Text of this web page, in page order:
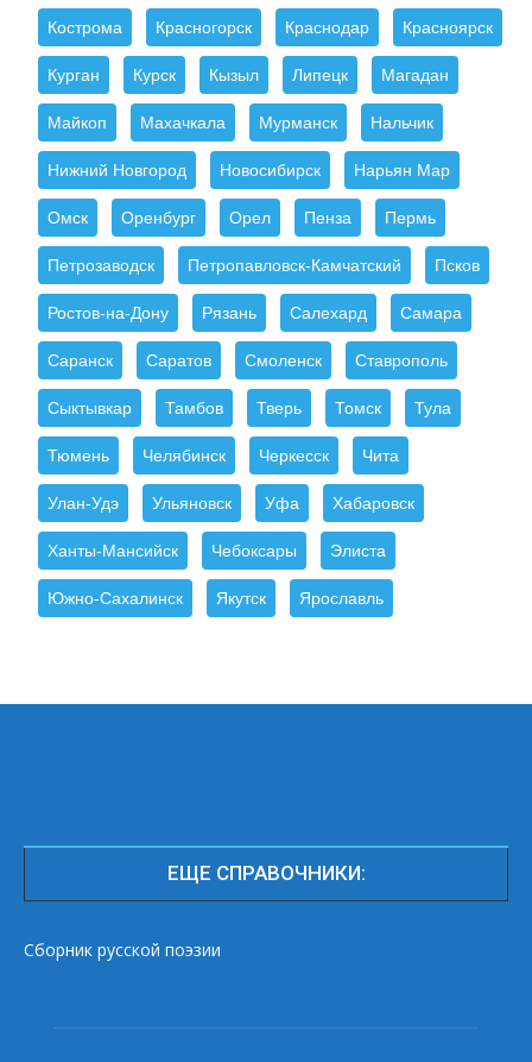
Кострома Красногорск Краснодар Красноярск
Курган Курск Кызыл Липецк Магадан
Майкоп Махачкала Мурманск Нальчик
Нижний Новгород Новосибирск Нарьян Мар
Омск Оренбург Орел Пенза Пермь
Петрозаводск Петропавловск-Камчатский Псков
Ростов-на-Дону Рязань Салехард Самара
Саранск Саратов Смоленск Ставрополь
Сыктывкар Тамбов Тверь Томск Тула
Тюмень Челябинск Черкесск Чита
Улан-Удэ Ульяновск Уфа Хабаровск
Ханты-Мансийск Чебоксары Элиста
Южно-Сахалинск Якутск Ярославль
ЕЩЕ СПРАВОЧНИКИ:
Сборник русской поэзии